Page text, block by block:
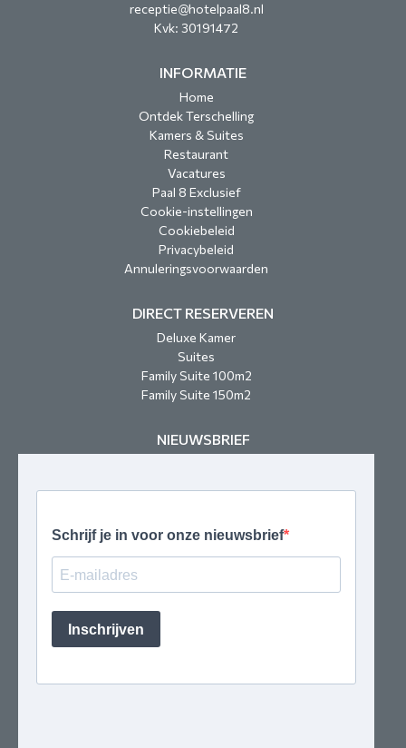
receptie@hotelpaal8.nl
Kvk: 30191472
INFORMATIE
Home
Ontdek Terschelling
Kamers & Suites
Restaurant
Vacatures
Paal 8 Exclusief
Cookie-instellingen
Cookiebeleid
Privacybeleid
Annuleringsvoorwaarden
DIRECT RESERVEREN
Deluxe Kamer
Suites
Family Suite 100m2
Family Suite 150m2
NIEUWSBRIEF